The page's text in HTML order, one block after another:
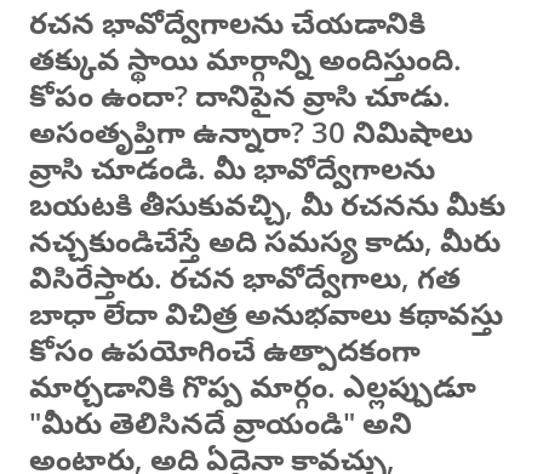
రచన భావోద్వేగాలను చేయడానికి
తక్కువ స్థాయి మార్గాన్ని అందిస్తుంది.
కోపం ఉందా? దానిపైన వ్రాసి చూడు.
అసంతృప్తిగా ఉన్నారా? 30 నిమిషాలు
వ్రాసి చూడండి. మీ భావోద్వేగాలను
బయటకి తీసుకువచ్చి, మీ రచనను మీకు
నచ్చకుండిచేస్తే అది సమస్య కాదు, మీరు
విసిరేస్తారు. రచన భావోద్వేగాలు, గత
బాధా లేదా విచిత్ర అనుభవాలు కథావస్తు
కోసం ఉపయోగించే ఉత్పాదకంగా
మార్చడానికి గొప్ప మార్గం. ఎల్లప్పుడూ
"మీరు తెలిసినదే వ్రాయండి" అని
అంటారు, అది ఏదైనా కావచ్చు,